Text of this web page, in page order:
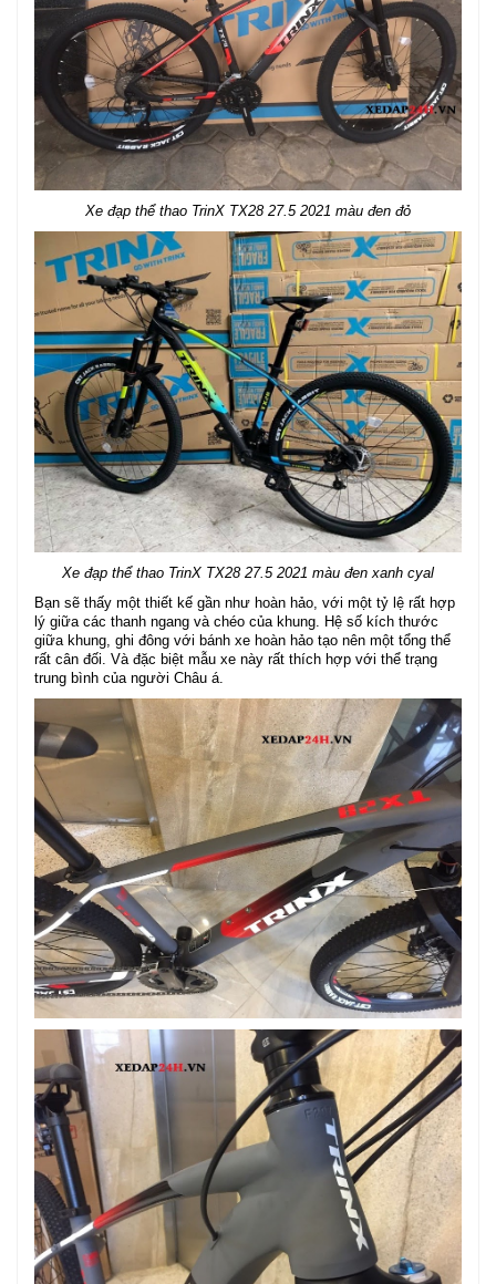
Xe đạp thể thao TrinX TX28 27.5 2021 màu đen đỏ
Xe đạp thể thao TrinX TX28 27.5 2021 màu đen xanh cyal
Bạn sẽ thấy một thiết kế gần như hoàn hảo, với một tỷ lệ rất hợp
lý giữa các thanh ngang và chéo của khung. Hệ số kích thước
giữa khung, ghi đông với bánh xe hoàn hảo tạo nên một tổng thể
rất cân đối. Và đặc biệt mẫu xe này rất thích hợp với thể trạng
trung bình của người Châu á.